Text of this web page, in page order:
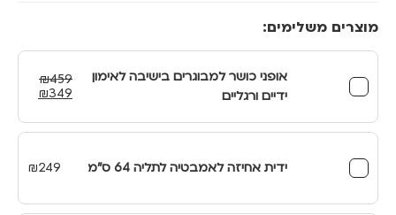
מוצרים משלימים:
אופני כושר למבוגרים בישיבה לאימון
ידיים ורגליים
₪459
המחיר
היה:
₪459.
₪349
הוא:
₪349.
ידית אחיזה לאמבטיה לתליה 64 ס"מ
₪249